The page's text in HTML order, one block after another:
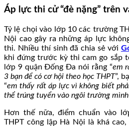
Áp lực thi cử “đè nặng” trên
Tỷ lệ chọi vào lớp 10 các trường
Nội cao gây ra những áp lực
thi. Nhiều thí sinh đã chia sẻ với
khi đứng trước kỳ thi cam go sắp
lớp 9 quận Đống Đa nói rằng “em
3 bạn để có cơ hội theo học THPT”,
“em thấy rất áp lực vì không biết
thể trúng tuyển vào ngôi trường
Hơn thế nữa, điểm chuẩn vào
THPT công lập Hà Nội là khá